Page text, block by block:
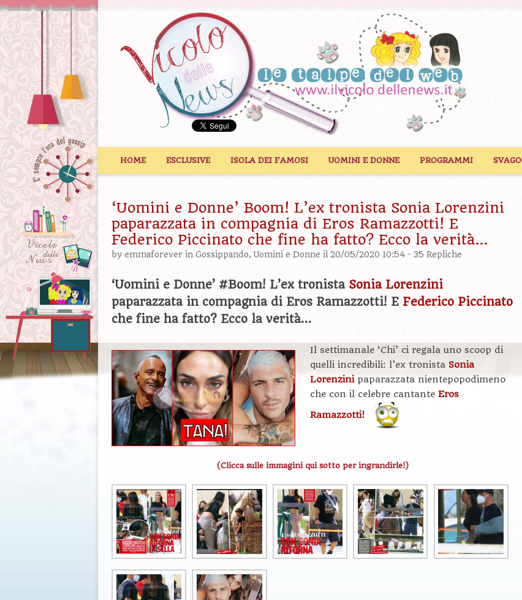
HOME ESCLUSIVE ISOLA DEI FAMOSI UOMINI E DONNE PROGRAMMI SVAGO
‘Uomini e Donne’ Boom! L’ex tronista Sonia Lorenzini
paparazzata in compagnia di Eros Ramazzotti! E
Federico Piccinato che fine ha fatto? Ecco la verità…
by emmaforever in Gossippando, Uomini e Donne il 20/05/2020 10:54 - 35 Repliche
‘Uomini e Donne’ #Boom! L’ex tronistaSonia Lorenzini
paparazzata in compagnia di Eros Ramazzotti! E Federico Piccinato
che fine ha fatto? Ecco la verità…
Il settimanale ‘Chi’ ci regala uno scoop di
quelli incredibili: l’ex tronista Sonia
Lorenzini paparazzata nientepopodimeno
che con il celebre cantante Eros
Ramazzotti!
(Clicca sulle immagini qui sotto per ingrandirle!)